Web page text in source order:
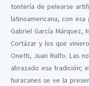
tontería de pelearse
latinoamericana, con
Gabriel García Márquez,
Cortázar y los que
Onetti, Juan Rulfo. Las
abrazado esa tradición;
huracanes se ve la